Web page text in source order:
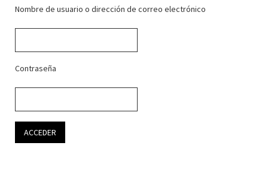
Nombre de usuario o dirección de correo electrónico
Contraseña